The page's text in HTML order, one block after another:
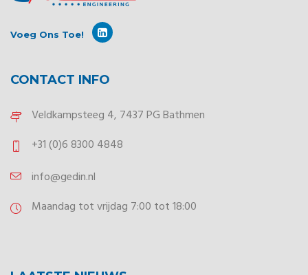
Voeg Ons Toe!
CONTACT INFO
Veldkampsteeg 4, 7437 PG Bathmen
+31 (0)6 8300 4848
info@gedin.nl
Maandag tot vrijdag 7:00 tot 18:00